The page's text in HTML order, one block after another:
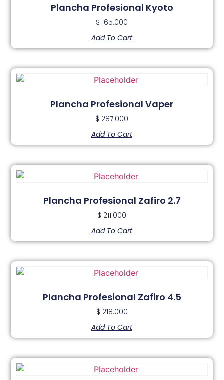
Plancha Profesional Kyoto
$ 165.000
Add To Cart
Plancha Profesional Vaper
$ 287.000
Add To Cart
Plancha Profesional Zafiro 2.7
$ 211.000
Add To Cart
Plancha Profesional Zafiro 4.5
$ 218.000
Add To Cart